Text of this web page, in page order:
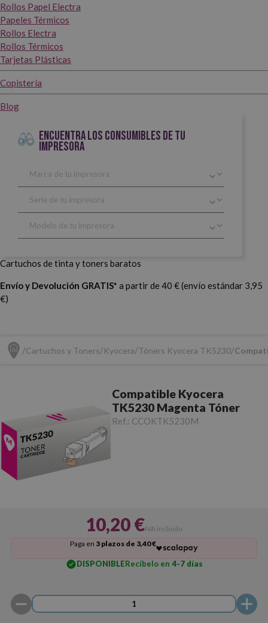
Rollos Papel Electra
Papeles Térmicos
Rollos Electra
Rollos Térmicos
Tarjetas Plásticas
Copistería
Blog
ENCUENTRA LOS CONSUMIBLES DE TU
IMPRESORA
Cartuchos de tinta y toners baratos
Envío y Devolución GRATIS* a partir de 40 € (envío estándar 3,95
€)
Cartuchos y Toners Kyocera Tóners Kyocera TK5230
Compatible Kyocera
TK5230 Magenta Tóner
Ref.: CCOKTK5230M
10,20 €IVA incluido
Paga en 3 plazos de 3,40 €
DISPONIBLERecíbelo en 4-7 días